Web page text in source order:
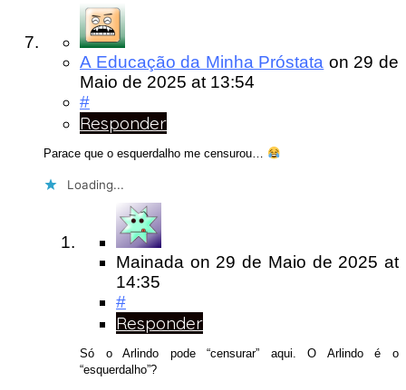
A Educação da Minha Próstata on 29 de
Maio de 2025 at 13:54
#
Responder
Parace que o esquerdalho me censurou…
Loading...
Mainada on 29 de Maio de 2025at
14:35
#
Responder
Só o Arlindo pode “censurar” aqui. O Arlindo é o
“esquerdalho”?